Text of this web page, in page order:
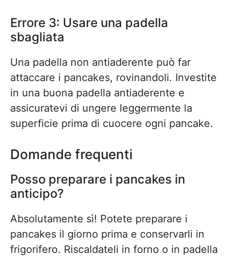
Errore 3: Usare una padella
sbagliata
Una padella non antiaderente può far
attaccare i pancakes, rovinandoli. Investite
in una buona padella antiaderente e
assicuratevi di ungere leggermente la
superficie prima di cuocere ogni pancake.
Domande frequenti
Posso preparare i pancakes in
anticipo?
Absolutamente sì! Potete preparare i
pancakes il giorno prima e conservarli in
frigorifero. Riscaldateli in forno o in padella